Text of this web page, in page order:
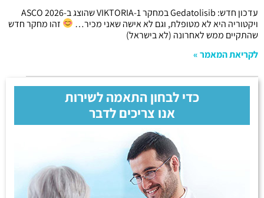
עדכון חדש: Gedatolisib במחקר VIKTORIA-1 שהוצג ב-ASCO 2026
ויקטוריה היא לא מטופלת, וגם לא אישה שאני מכיר…
זהו מחקר חדש
שהתקיים ממש לאחרונה (לא בישראל)
לקריאת המאמר »
כדי לבחון התאמה לשירות
אנו צריכים לדבר